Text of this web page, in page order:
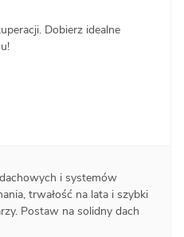
Dobierz idealne
i systemów
trwałość na lata i szybki
Postaw na solidny dach